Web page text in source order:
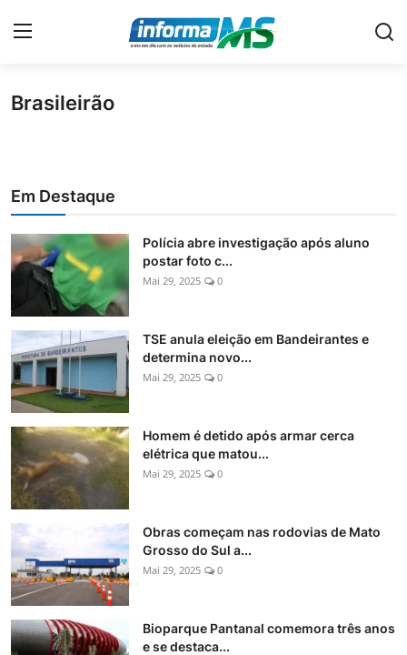
Home
Economia
Cidades
Política
Geral
No Ar
Policial
Internacional
Fotos do Dia
Esporte
Turismo
Brasileirão
Em Destaque
Polícia abre investigação após aluno
postar foto c...
Mai 29, 2025 0
TSE anula eleição em Bandeirantes e
determina novo...
Mai 29, 2025 0
Homem é detido após armar cerca
elétrica que matou...
Mai 29, 2025 0
Obras começam nas rodovias de Mato
Grosso do Sul a...
Mai 29, 2025 0
Bioparque Pantanal comemora três anos
e se destaca...